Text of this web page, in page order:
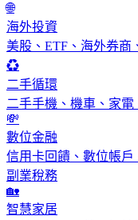
🌐
海外投資
美股、ETF、海外券商
♻️
二手循環
二手手機、機車、家
💸
數位金融
信用卡回饋、數位帳戶
副業稅務
🏡
智慧家居